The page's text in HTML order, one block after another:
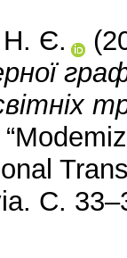
Н. Є.
С.